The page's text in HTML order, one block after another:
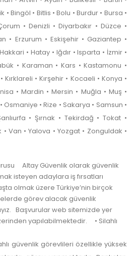
Bingöl • Bitlis • Bolu • Burdur • Bursa •
• Denizli • Diyarbakır • Düzce •
• Erzurum • Eskişehir • Gaziantep •
• Hatay • Iğdır • Isparta • İzmir •
• Karaman • Kars • Kastamonu •
Kırklareli • Kırşehir • Kocaeli • Konya •
• Mardin • Mersin • Muğla • Muş •
Osmaniye • Rize • Sakarya • Samsun •
• Şırnak • Tekirdağ • Tokat •
Van • Yalova • Yozgat • Zonguldak •
Altay Güvenlik olarak güvenlik
isteyen adaylara iş fırsatları
olmak üzere Türkiye’nin birçok
görev alacak güvenlik
Başvurular web sitemizde yer
yapılabilmektedir. • Silahlı
güvenlik görevlileri özellikle yüksek